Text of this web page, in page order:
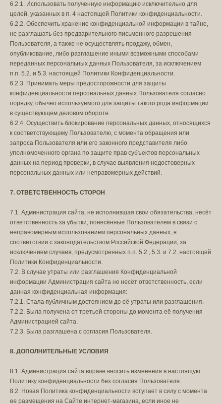
6.2.1. Использовать полученную информацию исключительно для
целей, указанных в п. 4 настоящей Политики конфиденциальности.
6.2.2. Обеспечить хранение конфиденциальной информации в тайне,
не разглашать без предварительного письменного разрешения
Пользователя, а также не осуществлять продажу, обмен,
опубликование, либо разглашение иными возможными способами
переданных персональных данных Пользователя, за исключением
п.п. 5.2. и 5.3. настоящей Политики Конфиденциальности.
6.2.3. Принимать меры предосторожности для защиты
конфиденциальности персональных данных Пользователя согласно
порядку, обычно используемого для защиты такого рода информации
в существующем деловом обороте.
6.2.4. Осуществить блокирование персональных данных, относящихся
к соответствующему Пользователю, с момента обращения или
запроса Пользователя или его законного представителя либо
уполномоченного органа по защите прав субъектов персональных
данных на период проверки, в случае выявления недостоверных
персональных данных или неправомерных действий.
7. ОТВЕТСТВЕННОСТЬ СТОРОН
7.1. Администрация сайта, не исполнившая свои обязательства, несёт
ответственность за убытки, понесённые Пользователем в связи с
неправомерным использованием персональных данных, в
соответствии с законодательством Российской Федерации, за
исключением случаев, предусмотренных п.п. 5.2., 5.3. и 7.2. настоящей
Политики Конфиденциальности.
7.2. В случае утраты или разглашения Конфиденциальной
информации Администрация сайта не несёт ответственность, если
данная конфиденциальная информация:
7.2.1. Стала публичным достоянием до её утраты или разглашения.
7.2.2. Была получена от третьей стороны до момента её получения
Администрацией сайта.
7.2.3. Была разглашена с согласия Пользователя.
8. ДОПОЛНИТЕЛЬНЫЕ УСЛОВИЯ
8.1. Администрация сайта вправе вносить изменения в настоящую
Политику конфиденциальности без согласия Пользователя.
8.2. Новая Политика конфиденциальности вступает в силу с момента
ее размещения на Сайте интернет-магазина, если иное не